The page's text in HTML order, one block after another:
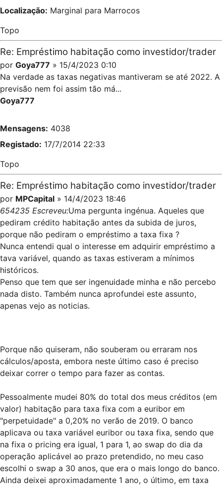
Localização: Marginal para Marrocos
Topo
Re: Empréstimo habitação como investidor/trader
por Goya777 » 15/4/2023 0:10
Na verdade as taxas negativas mantiveram se até 2022. A
previsão nem foi assim tão má...
Goya777
Mensagens: 4038
Registado: 17/7/2014 22:33
Topo
Re: Empréstimo habitação como investidor/trader
por MPCapital » 14/4/2023 18:46
654235 Escreveu:Uma pergunta ingénua. Aqueles que
pediram crédito habitação antes da subida de juros,
porque não pediram o empréstimo a taxa fixa ?
Nunca entendi qual o interesse em adquirir empréstimo a
tava variável, quando as taxas estiveram a mínimos
históricos.
Penso que tem que ser ingenuidade minha e não percebo
nada disto. Também nunca aprofundei este assunto,
apenas vejo as noticias.
Porque não quiseram, não souberam ou erraram nos
cálculos/aposta, embora neste último caso é preciso
deixar correr o tempo para fazer as contas.
Pessoalmente mudei 80% do total dos meus créditos (em
valor) habitação para taxa fixa com a euribor em
"perpetuidade" a 0,20% no verão de 2019. O banco
aplicava ou taxa variável euribor ou taxa fixa, sendo que
na fixa o pricing era igual, 1 para 1, ao swap do dia da
operação aplicável ao prazo pretendido, no meu caso
escolhi o swap a 30 anos, que era o mais longo do banco.
Ainda deixei aproximadamente 1 ano, o último, em taxa